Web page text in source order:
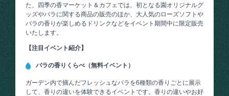
た、四季の香マーケット＆カフェでは、初となる園オリジナルグ
ッズやバラに関する商品の販売のほか、大人気のローズソフトや
バラの香りが楽しめるドリンクなどをイベント期間中に限定販売
いたします。
【注目イベント紹介】
バラの香りくらべ（無料イベント）
ガーデン内で摘んだフレッシュなバラを6種類の香りごとに展示
して、香りの違いを体験できるイベントです。香りの違いやお好